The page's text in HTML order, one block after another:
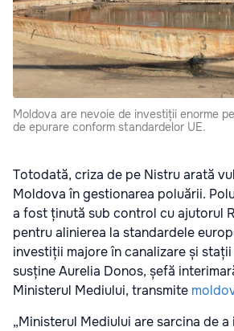
Moldova are nevoie de investiții enorme
de epurare conform standardelor UE.
Totodată, criza de pe Nistru arată
Moldova în gestionarea poluării.
a fost ținută sub control cu ajutorul
pentru alinierea la standardele
investiții majore în canalizare și
susține Aurelia Donos, șefă
Ministerul Mediului, transmite
„Ministerul Mediului are sarcina de a